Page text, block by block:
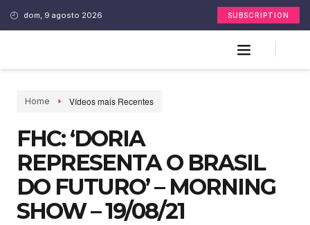
dom, 9 agosto 2026 SUBSCRIPTION
Home Vídeos mais Recentes
FHC: ‘DORIA
REPRESENTA O BRASIL
DO FUTURO’ – MORNING
SHOW – 19/08/21